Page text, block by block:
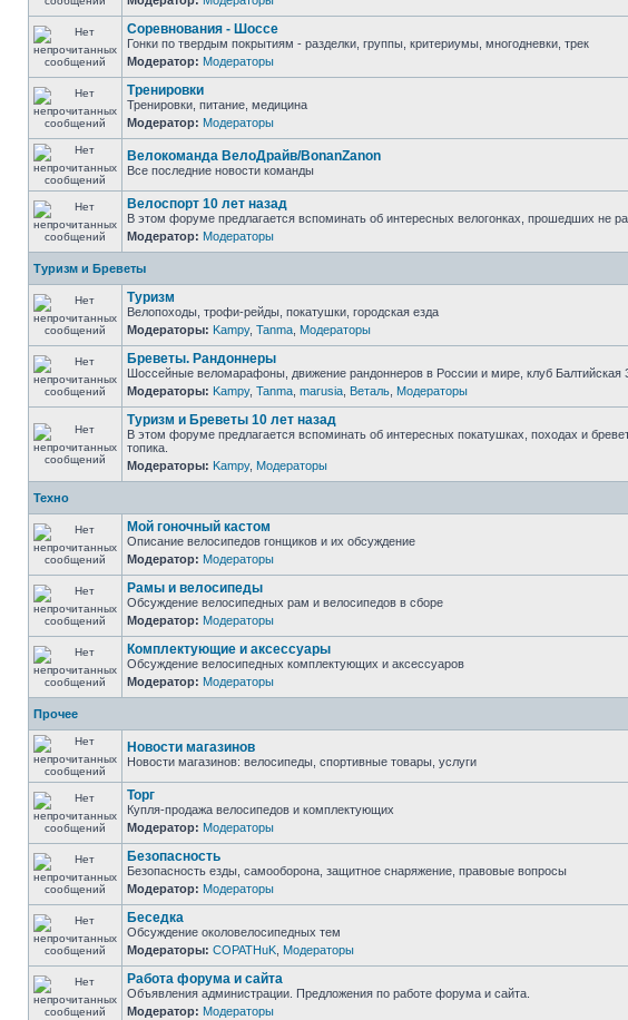
Соревнования - Шоссе
Гонки по твердым покрытиям - разделки, группы, критериумы, многодневки, трек
Модератор: Модераторы
Тренировки
Тренировки, питание, медицина
Модератор: Модераторы
Велокоманда ВелоДрайв/BonanZanon
Все последние новости команды
Велоспорт 10 лет назад
В этом форуме предлагается вспоминать об интересных велогонках, прошедших не
Модератор: Модераторы
Туризм и Бреветы
Туризм
Велопоходы, трофи-рейды, покатушки, городская езда
Модераторы: Kampy, Tanma Модераторы
Бреветы. Рандоннеры
Шоссейные веломарафоны, движение рандоннеров в России и мире, клуб Балтийская
Модераторы: Kampy, Tanma marusia Веталь Модераторы
Туризм и Бреветы 10 лет назад
В этом форуме предлагается вспоминать об интересных покатушках, походах и
топика.
Модераторы: Kampy, Модераторы
Техно
Мой гоночный кастом
Описание велосипедов гонщиков и их обсуждение
Модератор: Модераторы
Рамы и велосипеды
Обсуждение велосипедных рам и велосипедов в сборе
Модератор: Модераторы
Комплектующие и аксессуары
Обсуждение велосипедных комплектующих и аксессуаров
Модератор: Модераторы
Прочее
Новости магазинов
Новости магазинов: велосипеды, спортивные товары, услуги
Торг
Купля-продажа велосипедов и комплектующих
Модератор: Модераторы
Безопасность
Безопасность езды, самооборона, защитное снаряжение, правовые вопросы
Модератор: Модераторы
Беседка
Обсуждение околовелосипедных тем
Модераторы: COPATHuK Модераторы
Работа форума и сайта
Объявления администрации. Предложения по работе форума и сайта.
Модератор: Модераторы